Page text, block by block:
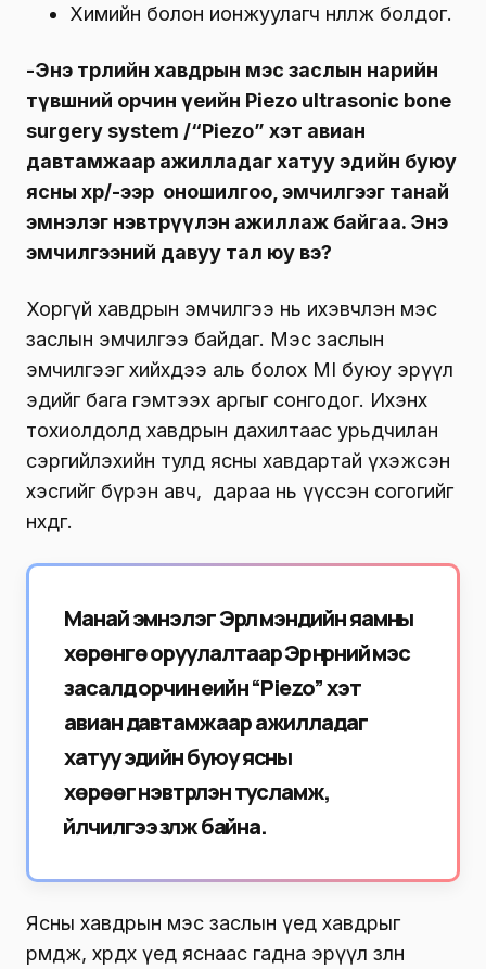
Химийн болон ионжуулагч нөлөөлж болдог.
-Энэ төрлийн хавдрын мэс заслын нарийн
түвшний орчин үеийн Piezo ultrasonic bone
surgery system /“Piezo” хэт авиан
давтамжаар ажилладаг хатуу эдийн буюу
ясны хөрөө/-ээр оношилгоо, эмчилгээг танай
эмнэлэг нэвтрүүлэн ажиллаж байгаа. Энэ
эмчилгээний давуу тал юу вэ?
Хоргүй хавдрын эмчилгээ нь ихэвчлэн мэс
заслын эмчилгээ байдаг. Мэс заслын
эмчилгээг хийхдээ аль болох MI буюу эрүүл
эдийг бага гэмтээх аргыг сонгодог. Ихэнх
тохиолдолд хавдрын дахилтаас урьдчилан
сэргийлэхийн тулд ясны хавдартай үхэжсэн
хэсгийг бүрэн авч, дараа нь үүссэн согогийг
нөхдөг.
Манай эмнэлэг Эрүүл мэндийн яамны
хөрөнгө оруулалтаар Эрүү нүүрний мэс
засалд орчин үеийн “Piezo” хэт
авиан давтамжаар ажилладаг
хатуу эдийн буюу ясны
хөрөөг нэвтрүүлэн тусламж,
үйлчилгээ үзүүлж байна.
Ясны хавдрын мэс заслын үед хавдрыг
өрөмдөж, хөрөөдөх үед яснаас гадна эрүүл зөөлөн